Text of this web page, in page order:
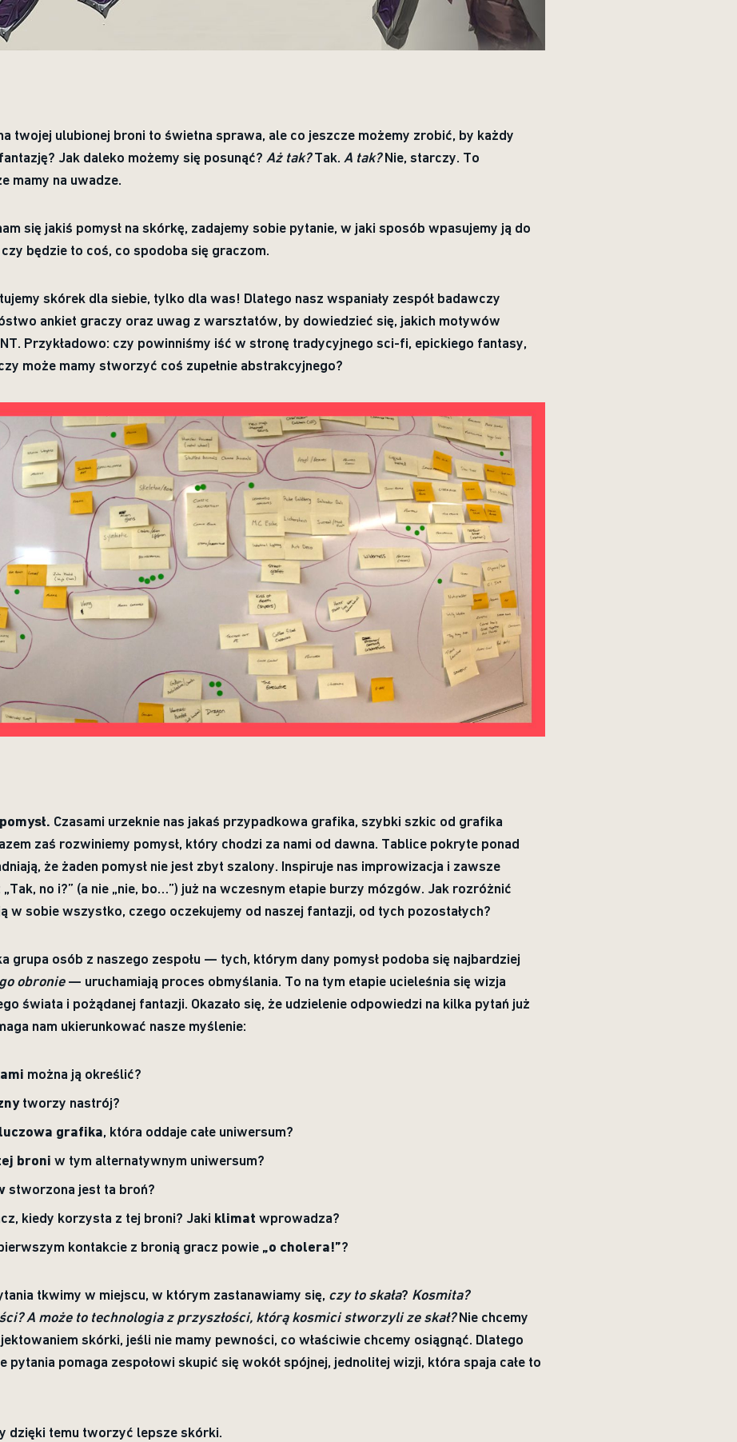
twojej ulubionej broni to świetna sprawa, ale co jeszcze możemy zrobić, by każdy
Jak daleko możemy się posunąć? Aż tak?Tak. A tak?Nie, starczy. To
mamy na uwadze.
się jakiś pomysł na skórkę, zadajemy sobie pytanie, w jaki sposób wpasujemy ją do
będzie to coś, co spodoba się graczom.
skórek dla siebie, tylko dla was! Dlatego nasz wspaniały zespół badawczy
ankiet graczy oraz uwag z warsztatów, by dowiedzieć się, jakich motywów
Przykładowo: czy powinniśmy iść w stronę tradycyjnego sci-fi, epickiego fantasy,
może mamy stworzyć coś zupełnie abstrakcyjnego?
Czasami urzeknie nas jakaś przypadkowa grafika, szybki szkic od grafika
zaś rozwiniemy pomysł, który chodzi za nami od dawna. Tablice pokryte ponad
że żaden pomysł nie jest zbyt szalony. Inspiruje nas improwizacja i zawsze
no i?” (a nie „nie, bo…”) już na wczesnym etapie burzy mózgów. Jak rozróżnić
w sobie wszystko, czego oczekujemy od naszej fantazji, od tych pozostałych?
grupa osób z naszego zespołu — tych, którym dany pomysł podoba się najbardziej
obronie— uruchamiają proces obmyślania. To na tym etapie ucieleśnia się wizja
świata i pożądanej fantazji. Okazało się, że udzielenie odpowiedzi na kilka pytań już
nam ukierunkować nasze myślenie:
można ją określić?
tworzy nastrój?
grafika, która oddaje całe uniwersum?
broni w tym alternatywnym uniwersum?
stworzona jest ta broń?
kiedy korzysta z tej broni? Jaki klimat wprowadza?
kontakcie z bronią gracz powie „o cholera!”?
tkwimy w miejscu, w którym zastanawiamy się, czy to skała? Kosmita?
A może to technologia z przyszłości, którą kosmici stworzyli ze skał?Nie chcemy
skórki, jeśli nie mamy pewności, co właściwie chcemy osiągnąć. Dlatego
pytania pomaga zespołowi skupić się wokół spójnej, jednolitej wizji, która spaja całe to
dzięki temu tworzyć lepsze skórki.